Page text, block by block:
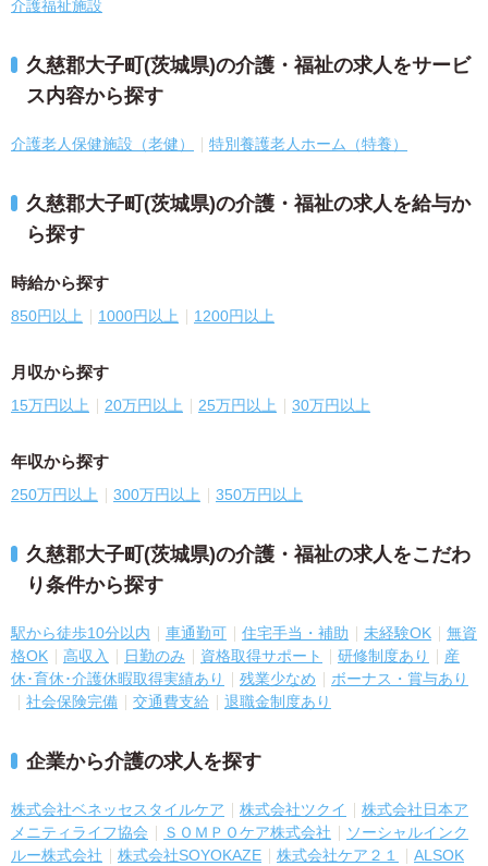
介護福祉施設
久慈郡大子町(茨城県)の介護・福祉の求人をサービ
ス内容から探す
介護老人保健施設（老健） 特別養護老人ホーム（特養）
久慈郡大子町(茨城県)の介護・福祉の求人を給与か
ら探す
時給から探す
850円以上 1000円以上 1200円以上
月収から探す
15万円以上 20万円以上 25万円以上 30万円以上
年収から探す
250万円以上 300万円以上 350万円以上
久慈郡大子町(茨城県)の介護・福祉の求人をこだわ
り条件から探す
駅から徒歩10分以内 車通勤可 住宅手当・補助 未経験OK
無資
格OK
高収入 日勤のみ 資格取得サポート 研修制度あり
産
休･育休･介護休暇取得実績あり
残業少なめ
ボーナス・賞与あり
社会保険完備
交通費支給 退職金制度あり
企業から介護の求人を探す
株式会社ベネッセスタイルケア 株式会社ツクイ
株式会社日本ア
メニティライフ協会
ＳＯＭＰＯケア株式会社
ソーシャルインク
ルー株式会社
株式会社SOYOKAZE 株式会社ケア２１
ALSOK